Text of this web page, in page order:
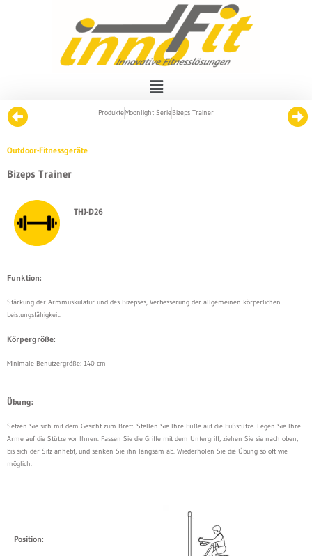
ProdukteMoonlight SerieBizeps Trainer
Outdoor-Fitnessgeräte
Bizeps Trainer
THJ-D26
Funktion:
Stärkung der Armmuskulatur und des Bizepses, Verbesserung der allgemeinen körperlichen
Leistungsfähigkeit.
Körpergröße:
Minimale Benutzergröße: 140 cm
Übung:
Setzen Sie sich mit dem Gesicht zum Brett. Stellen Sie Ihre Füße auf die Fußstütze. Legen Sie Ihre
Arme auf die Stütze vor Ihnen. Fassen Sie die Griffe mit dem Untergriff, ziehen Sie sie nach oben,
bis sich der Sitz anhebt, und senken Sie ihn langsam ab. Wiederholen Sie die Übung so oft wie
möglich.
Position: